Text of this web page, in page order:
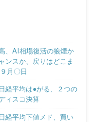
、AI相場復活の狼煙か
ンスか、戻りはどこま
月〇日
経平均は●がる、２つの
ィスコ決算
経平均下値メド、買い